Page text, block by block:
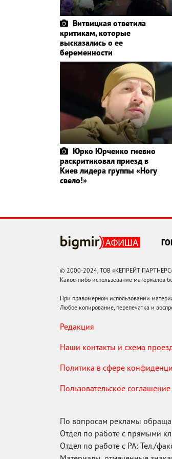
Витвицкая ответила
критикам, которые
высказались о ее
беременности
Юрко Юрченко гневно
раскритиковал приезд в
Киев лидера группы «Ногу
свело!»
© 2000-2024, ТОВ «КЕПРЕЙТ ПАРТНЕРС».
Какое-либо использование
При правомерном использовании
Любое копирование, перепечатка и
Редакция
Наши контакты и схема
Политика в сфере
Пользовательское соглашение
По вопросам рекламы
Отдел по работе с прямыми
Отдел по работе с РА: Тел./